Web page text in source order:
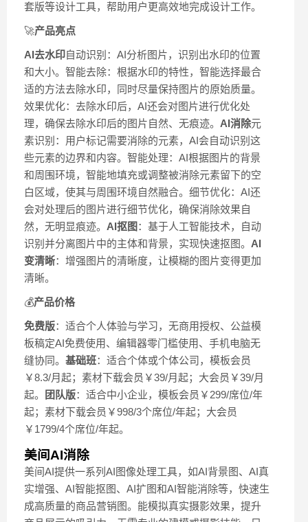
套版等设计工具，帮助用户更高效地完成设计工作。
🚀产品亮点
AI去水印自动识别：AI分析图片，识别出水印的位置
和大小。智能去除：根据水印的特性，智能选择最合
适的方法去除水印，同时尽量保持图片的原始质量。
效果优化：去除水印后，AI还会对图片进行优化处
理，确保去除水印后的图片自然、无痕迹。 AI消除元
素识别：用户标记需要消除的元素，AI会自动识别这
些元素的边界和内容。智能处理：AI根据图片的背景
和周围环境，智能地填充或调整被消除元素留下的空
白区域，使其与周围环境自然融合。细节优化：AI还
会对处理后的图片进行细节优化，确保消除效果自
然，无明显痕迹。 AI抠图 ：基于人工智能技术，自动
识别并分离图片中的主体和背景，实现快速抠图。 AI
变清晰：增强图片的清晰度，让模糊的图片变得更加
清晰。
💰产品价格
免费版：适合个人体验与学习，无商用授权、公益模
板稿定AI免费使用、编辑器零门槛使用、手机电脑无
缝协同。 基础班：适合个体或个体公司，模板会员
￥8.3/月起；素材下载会员￥39/月起；大会员￥39/月
起。
团队版：适合中小企业，模板会员￥299/席位/年
起；素材下载会员￥998/3个席位/年起；大会员
￥1799/4个席位/年起。
美间AI消除
美间AI提供一系列AI图像处理工具，如AI背景图、AI真
实增强、AI智能抠图、AI扩图和AI智能消除等，快速生
成高质量的商品营销图。能模拟真实摄影效果，提升